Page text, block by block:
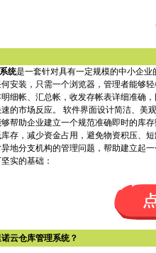
统是一套针对具有一定规模的中小企业
何安装，只需一个浏览器，管理者能够
明细帐、汇总帐，收发存帐表详细准确
速的市场反应。 软件界面设计简洁、
够帮助企业建立一个规范准确即时的库
存，减少资金占用，避免物资积压、
异地分支机构的管理问题，帮助建立起
实的基础：
诺云仓库管理系统？